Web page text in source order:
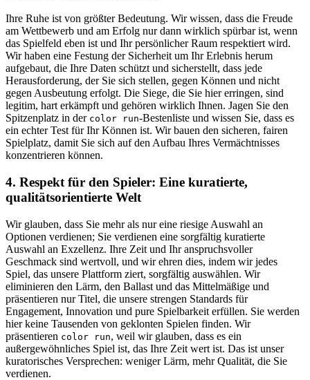
Ihre Ruhe ist von größter Bedeutung. Wir wissen, dass die Freude
am Wettbewerb und am Erfolg nur dann wirklich spürbar ist, wenn
das Spielfeld eben ist und Ihr persönlicher Raum respektiert wird.
Wir haben eine Festung der Sicherheit um Ihr Erlebnis herum
aufgebaut, die Ihre Daten schützt und sicherstellt, dass jede
Herausforderung, der Sie sich stellen, gegen Können und nicht
gegen Ausbeutung erfolgt. Die Siege, die Sie hier erringen, sind
legitim, hart erkämpft und gehören wirklich Ihnen. Jagen Sie den
Spitzenplatz in der color run-Bestenliste und wissen Sie, dass es
ein echter Test für Ihr Können ist. Wir bauen den sicheren, fairen
Spielplatz, damit Sie sich auf den Aufbau Ihres Vermächtnisses
konzentrieren können.
4. Respekt für den Spieler: Eine kuratierte,
qualitätsorientierte Welt
Wir glauben, dass Sie mehr als nur eine riesige Auswahl an
Optionen verdienen; Sie verdienen eine sorgfältig kuratierte
Auswahl an Exzellenz. Ihre Zeit und Ihr anspruchsvoller
Geschmack sind wertvoll, und wir ehren dies, indem wir jedes
Spiel, das unsere Plattform ziert, sorgfältig auswählen. Wir
eliminieren den Lärm, den Ballast und das Mittelmäßige und
präsentieren nur Titel, die unsere strengen Standards für
Engagement, Innovation und pure Spielbarkeit erfüllen. Sie werden
hier keine Tausenden von geklonten Spielen finden. Wir
präsentieren color run, weil wir glauben, dass es ein
außergewöhnliches Spiel ist, das Ihre Zeit wert ist. Das ist unser
kuratorisches Versprechen: weniger Lärm, mehr Qualität, die Sie
verdienen.